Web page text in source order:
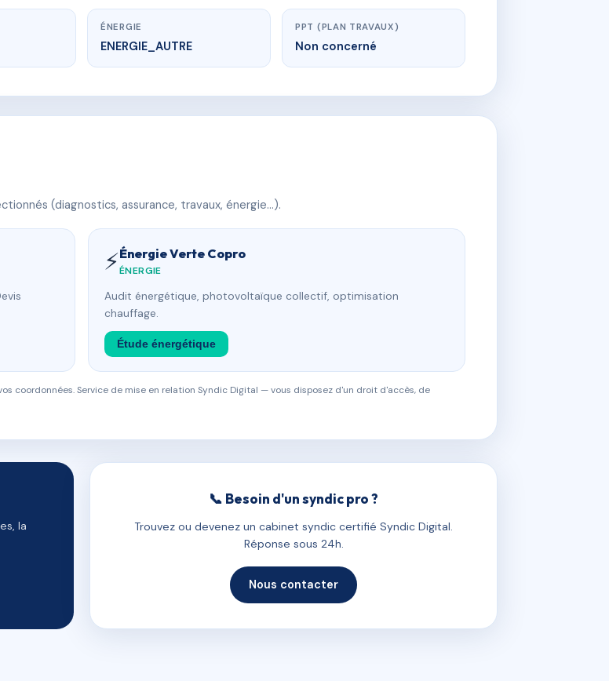
ÉNERGIE
ENERGIE_AUTRE
PPT (PLAN TRAVAUX)
Non concerné
(diagnostics, assurance, travaux, énergie…).
⚡Énergie Verte Copro
ÉNERGIE
Audit énergétique, photovoltaïque collectif, optimisation
chauffage.
Étude énergétique
coordonnées. Service de mise en relation Syndic Digital — vous disposez d'un droit d'accès, de
la
📞 Besoin d'un syndic pro ?
Trouvez ou devenez un cabinet syndic certifié Syndic Digital.
Réponse sous 24h.
Nous contacter